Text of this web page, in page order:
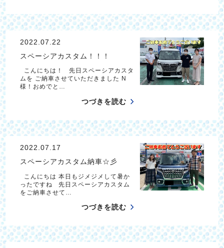
2022.07.22
スペーシアカスタム！！！
こんにちは！ 先日スペーシアカスタ
ムを ご納車させていただきました N
様！おめでと…
つづきを読む
2022.07.17
スペーシアカスタム納車☆彡
こんにちは 本日もジメジメして暑か
ったですね 先日スペーシアカスタム
をご納車させて…
つづきを読む